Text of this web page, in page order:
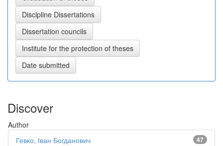
Discover
Author
47
Гевко, Іван Богданович